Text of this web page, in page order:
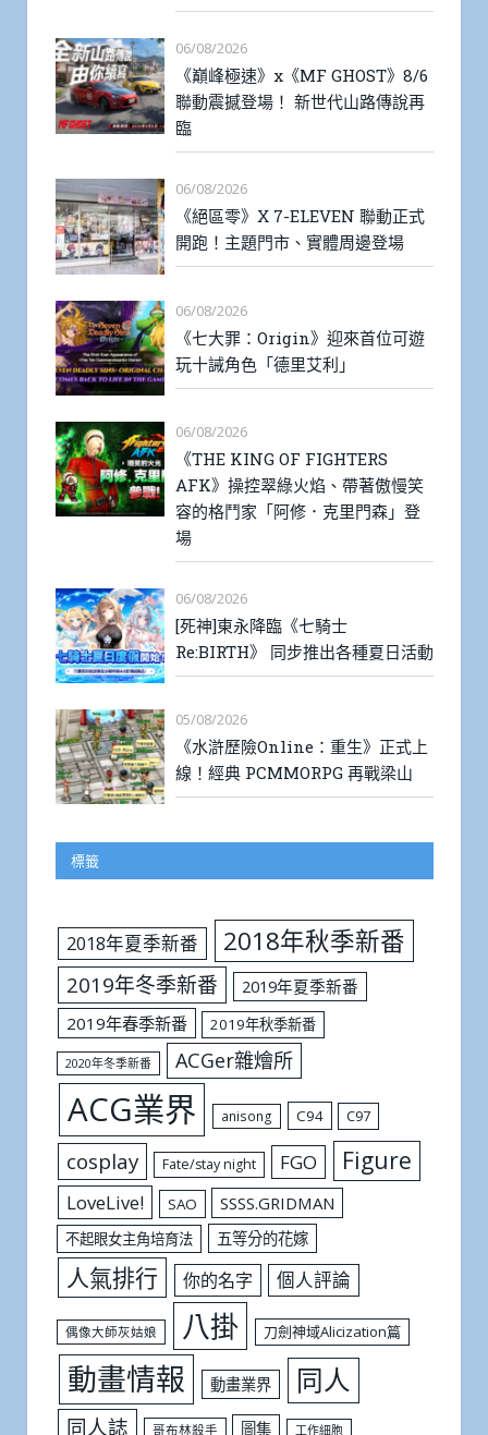
06/08/2026
《巔峰極速》x《MF GHOST》8/6
聯動震撼登場！ 新世代山路傳說再
臨
06/08/2026
《絕區零》X 7-ELEVEN 聯動正式
開跑！主題門市、實體周邊登場
06/08/2026
《七大罪：Origin》迎來首位可遊
玩十誡角色「德里艾利」
06/08/2026
《THE KING OF FIGHTERS
AFK》操控翠綠火焰、帶著傲慢笑
容的格鬥家「阿修．克里門森」登
場
06/08/2026
[死神]東永降臨《七騎士
Re:BIRTH》 同步推出各種夏日活動
05/08/2026
《水滸歷險Online：重生》正式上
線！經典 PCMMORPG 再戰梁山
標籤
2018年夏季新番 2018年秋季新番
2019年冬季新番
2019年夏季新番
2019年春季新番
2019年秋季新番
2020年冬季新番 ACGer雜燴所
ACG業界 anisong C94 C97
cosplay Fate/stay night FGO Figure
LoveLive! SAO SSSS.GRIDMAN
不起眼女主角培育法 五等分的花嫁
人氣排行 你的名字 個人評論
偶像大師灰姑娘 八掛 刀劍神域Alicization篇
動畫情報 動畫業界 同人
同人誌 哥布林殺手 圖集 工作細胞